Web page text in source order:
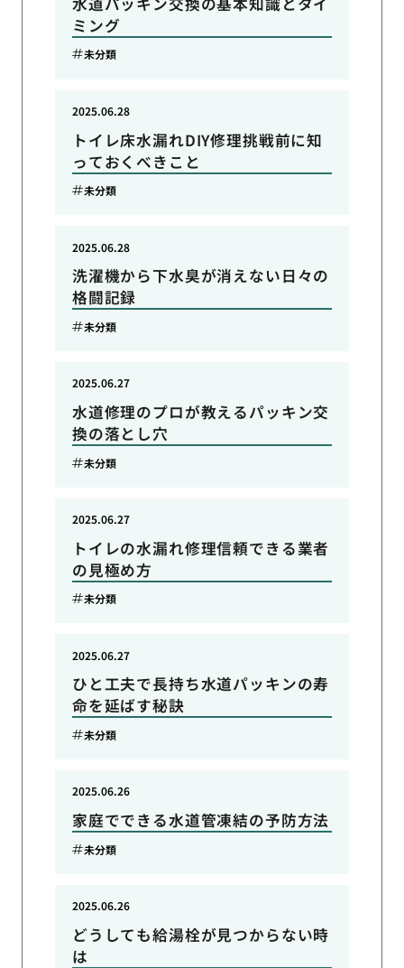
ミング
未分類
トイレ床水漏れDIY修理挑戦前に知
っておくべきこと
2025.06.28
未分類
洗濯機から下水臭が消えない日々の
格闘記録
2025.06.28
未分類
水道修理のプロが教えるパッキン交
換の落とし穴
2025.06.27
未分類
トイレの水漏れ修理信頼できる業者
の見極め方
2025.06.27
未分類
ひと工夫で長持ち水道パッキンの寿
命を延ばす秘訣
2025.06.27
未分類
家庭でできる水道管凍結の予防方法
2025.06.26
未分類
どうしても給湯栓が見つからない時
は
2025.06.26